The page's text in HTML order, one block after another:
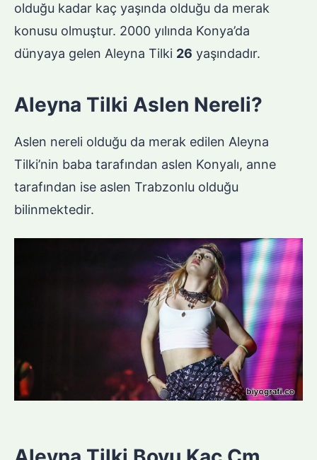
olduğu kadar kaç yaşında olduğu da merak
konusu olmuştur. 2000 yılında Konya’da
dünyaya gelen Aleyna Tilki 26 yaşındadır.
Aleyna Tilki Aslen Nereli?
Aslen nereli olduğu da merak edilen Aleyna
Tilki’nin baba tarafından aslen Konyalı, anne
tarafından ise aslen Trabzonlu olduğu
bilinmektedir.